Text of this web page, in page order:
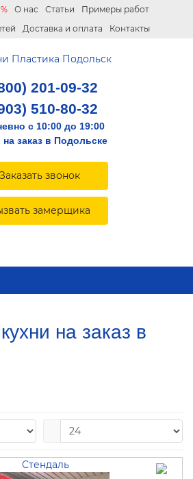
О нас Статьи
Примеры работ
Доставка и оплата Контакты
201-09-32
510-80-32
с 10:00 до 19:00
на заказ в Подольске
Заказать звонок
замерщика
на заказ в